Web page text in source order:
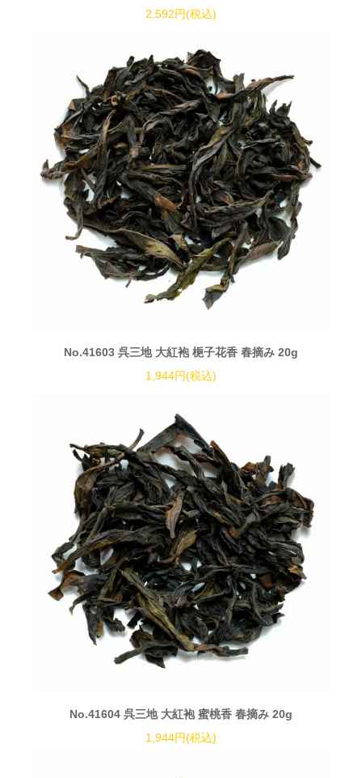
2,592円(税込)
No.41603 呉三地 大紅袍 梔子花香 春摘み 20g
1,944円(税込)
No.41604 呉三地 大紅袍 蜜桃香 春摘み 20g
1,944円(税込)